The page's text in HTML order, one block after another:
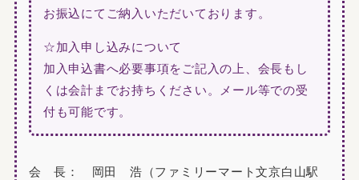
お振込にてご納入いただいております。
☆加入申し込みについて
加入申込書へ必要事項をご記入の上、会長もし
くは会計までお持ちください。メール等での受
付も可能です。
会 長： 岡田 浩（ファミリーマート文京白山駅